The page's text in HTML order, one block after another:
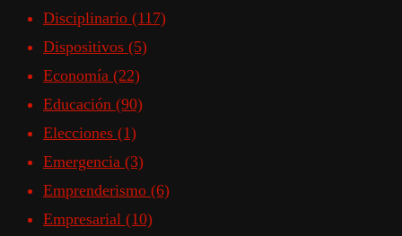
Disciplinario (117)
Dispositivos (5)
Economía (22)
Educación (90)
Elecciones (1)
Emergencia (3)
Emprenderismo (6)
Empresarial (10)